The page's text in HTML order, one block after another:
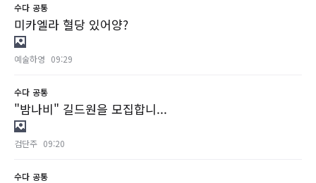
수다 공통
미카엘라 혈당 있어양?
예술하영 09:29
수다 공통
"밤나비" 길드원을 모집합니...
검단주 09:20
수다 공통